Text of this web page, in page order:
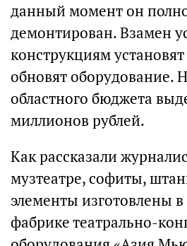
данный момент он
демонтирован. Взамен
конструкциям
обновят оборудование.
областного бюджета
миллионов рублей.
Как рассказали
музтеатре, софиты,
элементы изготовлены
фабрике театрально-